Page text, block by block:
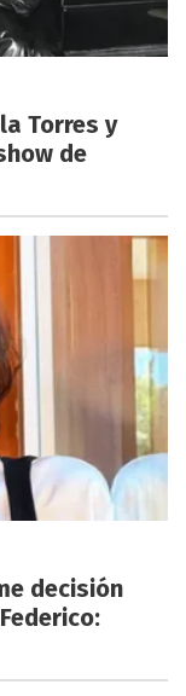
Torres y
de
decisión